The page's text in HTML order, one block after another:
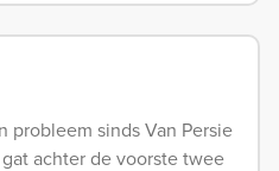
probleem sinds Van Persie
achter de voorste twee